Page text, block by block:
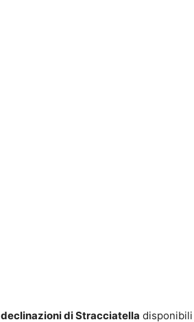
declinazioni di Stracciatella disponibili